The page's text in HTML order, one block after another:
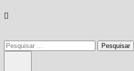
Pesquisar
por: